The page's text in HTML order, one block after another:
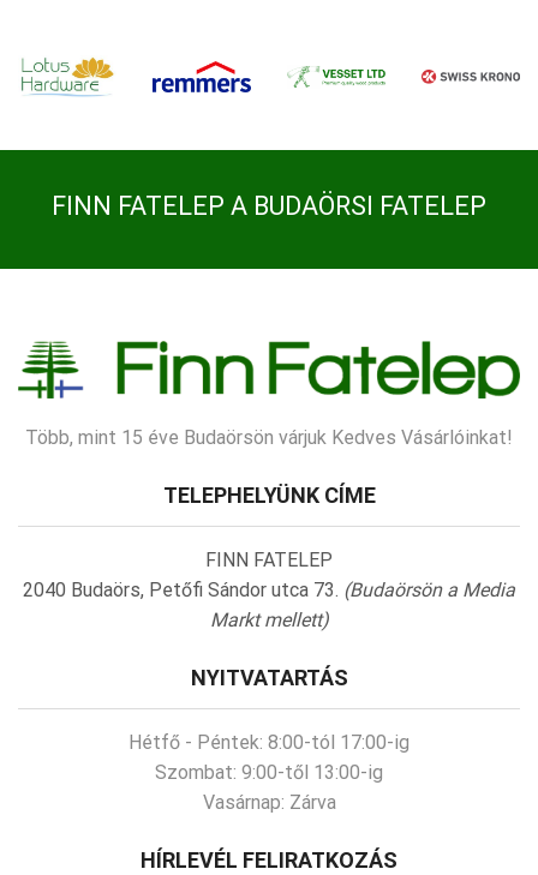
FINN FATELEP A BUDAÖRSI FATELEP
Több, mint 15 éve Budaörsön várjuk Kedves Vásárlóinkat!
TELEPHELYÜNK CÍME
FINN FATELEP
2040 Budaörs, Petőfi Sándor utca 73. (Budaörsön a Media
Markt mellett)
NYITVATARTÁS
Hétfő - Péntek: 8:00-tól 17:00-ig
Szombat: 9:00-től 13:00-ig
Vasárnap: Zárva
HÍRLEVÉL FELIRATKOZÁS